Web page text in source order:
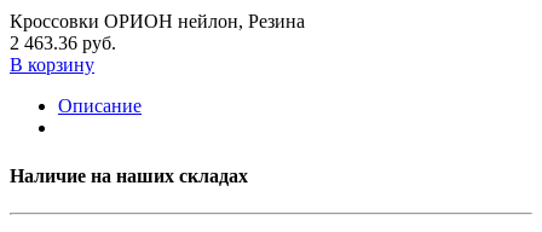
Кроссовки ОРИОН нейлон, Резина
2 463.36 руб.
В корзину
Описание
Наличие на наших складах